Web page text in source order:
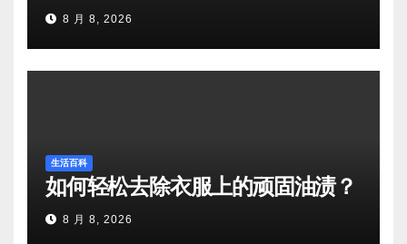
8 月 8, 2026
生活百科
如何轻松去除衣服上的顽固油渍？
8 月 8, 2026